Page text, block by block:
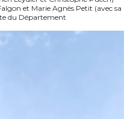
et Marie Agnès Petit (avec sa
du Département